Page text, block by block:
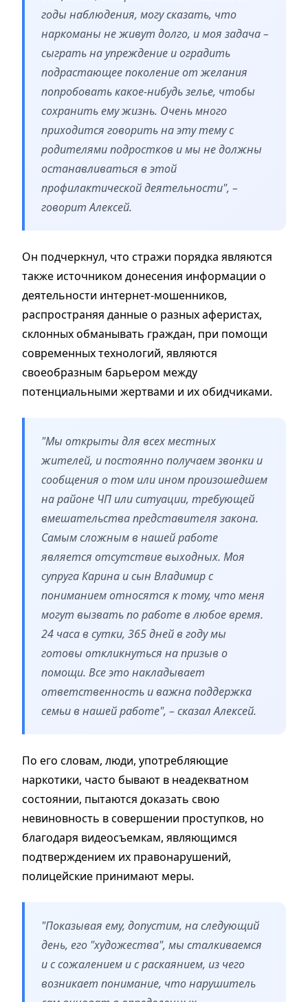
годы наблюдения, могу сказать, что
наркоманы не живут долго, и моя задача –
сыграть на упреждение и оградить
подрастающее поколение от желания
попробовать какое-нибудь зелье, чтобы
сохранить ему жизнь. Очень много
приходится говорить на эту тему с
родителями подростков и мы не должны
останавливаться в этой
профилактической деятельности", –
говорит Алексей.
Он подчеркнул, что стражи порядка являются
также источником донесения информации о
деятельности интернет-мошенников,
распространяя данные о разных аферистах,
склонных обманывать граждан, при помощи
современных технологий, являются
своеобразным барьером между
потенциальными жертвами и их обидчиками.
"Мы открыты для всех местных
жителей, и постоянно получаем звонки и
сообщения о том или ином произошедшем
на районе ЧП или ситуации, требующей
вмешательства представителя закона.
Самым сложным в нашей работе
является отсутствие выходных. Моя
супруга Карина и сын Владимир с
пониманием относятся к тому, что меня
могут вызвать по работе в любое время.
24 часа в сутки, 365 дней в году мы
готовы откликнуться на призыв о
помощи. Все это накладывает
ответственность и важна поддержка
семьи в нашей работе", – сказал Алексей.
По его словам, люди, употребляющие
наркотики, часто бывают в неадекватном
состоянии, пытаются доказать свою
невиновность в совершении проступков, но
благодаря видеосъемкам, являющимся
подтверждением их правонарушений,
полицейские принимают меры.
"Показывая ему, допустим, на следующий
день, его "художества", мы сталкиваемся
и с сожалением и с раскаянием, из чего
возникает понимание, что нарушитель